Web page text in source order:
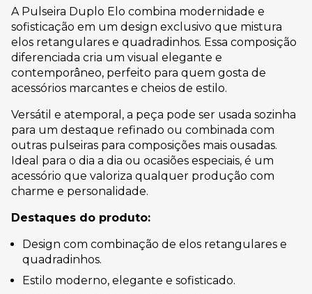
A Pulseira Duplo Elo combina modernidade e
sofisticação em um design exclusivo que mistura
elos retangulares e quadradinhos. Essa composição
diferenciada cria um visual elegante e
contemporâneo, perfeito para quem gosta de
acessórios marcantes e cheios de estilo.
Versátil e atemporal, a peça pode ser usada sozinha
para um destaque refinado ou combinada com
outras pulseiras para composições mais ousadas.
Ideal para o dia a dia ou ocasiões especiais, é um
acessório que valoriza qualquer produção com
charme e personalidade.
Destaques do produto:
Design com combinação de elos retangulares e
quadradinhos.
Estilo moderno, elegante e sofisticado.